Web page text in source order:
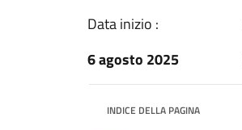
Data inizio :
6 agosto 2025
INDICE DELLA PAGINA